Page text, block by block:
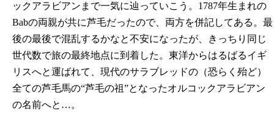
ックアラビアンまで一気に辿っていこう。1787年生まれの
Babの両親が共に芦毛だったので、両方を併記してある。最
後の最後で混乱するかなと不安になったが、きっちり同じ
世代数で旅の最終地点に到着した。東洋からはるばるイギ
リスへと運ばれて、現代のサラブレッドの（恐らく殆ど）
全ての芦毛馬の“芦毛の祖”となったオルコックアラビアン
の名前へと…。